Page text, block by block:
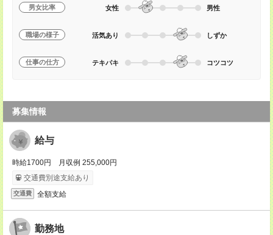
男女比率 女性 男性
職場の様子 活気あり しずか
仕事の仕方 テキパキ コツコツ
募集情報
給与
時給1700円 月収例 255,000円
交通費別途支給あり
交通費 全額支給
勤務地